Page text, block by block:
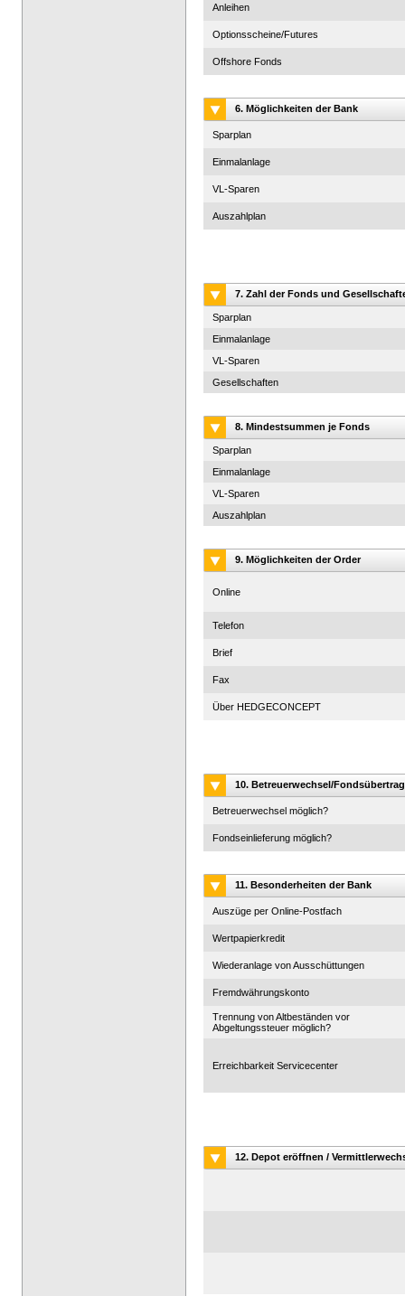
Anleihen
Optionsscheine/Futures
Offshore Fonds
6. Möglichkeiten der Bank
Sparplan
Einmalanlage
VL-Sparen
Auszahlplan
7. Zahl der Fonds und
Sparplan
Einmalanlage
VL-Sparen
Gesellschaften
8. Mindestsummen je Fonds
Sparplan
Einmalanlage
VL-Sparen
Auszahlplan
9. Möglichkeiten der Order
Online
Telefon
Brief
Fax
Über HEDGECONCEPT
10. Betreuerwechsel/
Betreuerwechsel möglich?
Fondseinlieferung möglich?
11. Besonderheiten der Bank
Auszüge per Online-Postfach
Wertpapierkredit
Wiederanlage von Ausschüttungen
Fremdwährungskonto
Trennung von Altbeständen vor
Abgeltungssteuer möglich?
Erreichbarkeit Servicecenter
12. Depot eröffnen /